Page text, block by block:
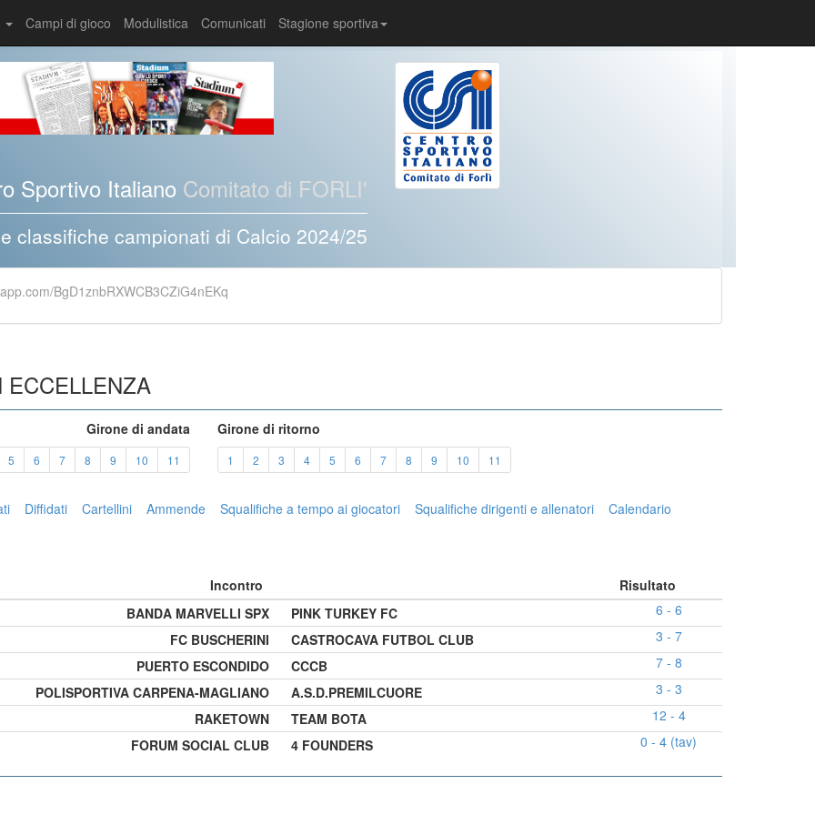
Campi di gioco Modulistica Comunicati Stagione sportiva
Sportivo Italiano Comitato di FORLI'
classifiche campionati di Calcio 2024/25
BgD1znbRXWCB3CZiG4nEKq
Girone di andata
5 6 7 8 9 10 11
Girone di ritorno
1 2 3 4 5 6 7 8 9 10 11
Diffidati Cartellini Ammende Squalifiche a tempo ai giocatori Squalifiche dirigenti e allenatori Calendario
Incontro
Risultato
BANDA MARVELLI SPX PINK TURKEY FC
6 - 6
FC BUSCHERINI CASTROCAVA FUTBOL CLUB
3 - 7
PUERTO ESCONDIDO CCCB
7 - 8
POLISPORTIVA CARPENA-MAGLIANO A.S.D.PREMILCUORE
3 - 3
RAKETOWN TEAM BOTA
12 - 4
FORUM SOCIAL CLUB 4 FOUNDERS 0 - 4 (tav)